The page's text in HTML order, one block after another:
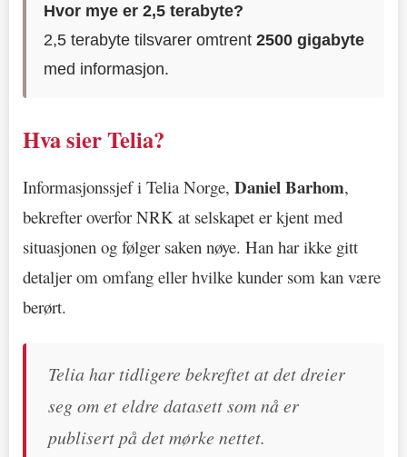
Hvor mye er 2,5 terabyte?
2,5 terabyte tilsvarer omtrent2500 gigabyte
med informasjon.
Hva sier Telia?
Informasjonssjef i Telia Norge, Daniel Barhom,
bekrefter overfor NRK at selskapet er kjent med
situasjonen og følger saken nøye. Han har ikke gitt
detaljer om omfang eller hvilke kunder som kan være
berørt.
Telia har tidligere bekreftet at det dreier
seg om et eldre datasett som nå er
publisert på det mørke nettet.